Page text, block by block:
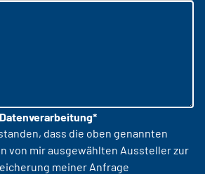
dass die oben genannten
von mir ausgewählten Aussteller zur
meiner Anfrage